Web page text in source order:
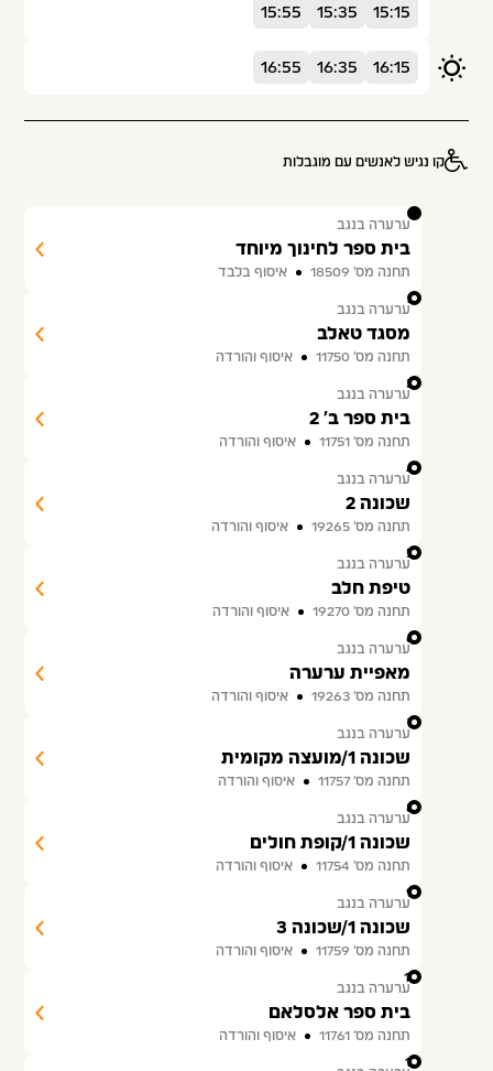
15:15
15:35
15:55
16:15
16:35
16:55
קו נגיש לאנשים עם מוגבלות
1
ערערה בנגב
בית ספר לחינוך מיוחד
תחנה מס׳ 18509 איסוף בלבד
2
ערערה בנגב
מסגד טאלב
תחנה מס׳ 11750 איסוף והורדה
3
ערערה בנגב
בית ספר ב' 2
תחנה מס׳ 11751 איסוף והורדה
4
ערערה בנגב
שכונה 2
תחנה מס׳ 19265 איסוף והורדה
5
ערערה בנגב
טיפת חלב
תחנה מס׳ 19270 איסוף והורדה
6
ערערה בנגב
מאפיית ערערה
תחנה מס׳ 19263 איסוף והורדה
7
ערערה בנגב
שכונה 1/מועצה מקומית
תחנה מס׳ 11757 איסוף והורדה
8
ערערה בנגב
שכונה 1/קופת חולים
תחנה מס׳ 11754 איסוף והורדה
9
ערערה בנגב
שכונה 1/שכונה 3
תחנה מס׳ 11759 איסוף והורדה
10
ערערה בנגב
בית ספר אלסלאם
תחנה מס׳ 11761 איסוף והורדה
11